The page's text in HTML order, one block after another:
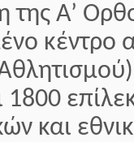
της Α’
κέντρο
1800
και